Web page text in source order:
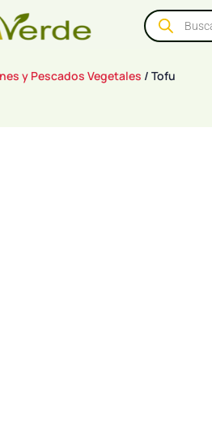
y Pescados Vegetales / Tofu